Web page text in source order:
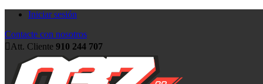
Iniciar sesión
Contacte con nosotros
Att. Cliente 910 244 707